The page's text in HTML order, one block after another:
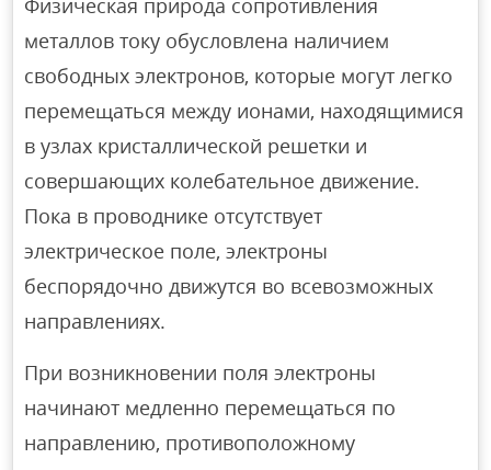
Физическая природа сопротивления
металлов току обусловлена наличием
свободных электронов, которые могут легко
перемещаться между ионами, находящимися
в узлах кристаллической решетки и
совершающих колебательное движение.
Пока в проводнике отсутствует
электрическое поле, электроны
беспорядочно движутся во всевозможных
направлениях.
При возникновении поля электроны
начинают медленно перемещаться по
направлению, противоположному